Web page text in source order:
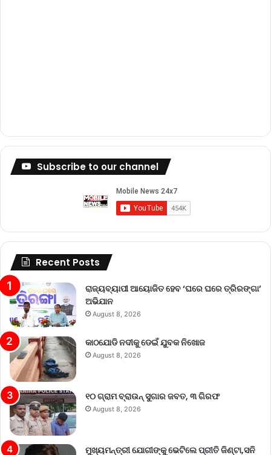
Subscribe to our channel
Recent Posts
ରାଜ୍ୟବ୍ୟାପୀ ଆୟୋଜିତ ହେବ ‘ଘରେ ଘରେ ତ୍ରିରଙ୍ଗା’
ଅଭିଯାନ
August 8, 2026
କାଠଯୋଡି ନଦୀକୁ ଡେଇଁ ଯୁବକ ନିଖୋଜ
August 8, 2026
୧୦ ଗ୍ରାମ ବ୍ରାଉନ୍ ସୁଗାର ଜବତ, ୩ ଗିରଫ
August 8, 2026
ମୁଖ୍ୟମନ୍ତ୍ରୀ ଯୋଗୀଙ୍କୁ ଭେଟିଲେ ପ୍ରୀତି ଜିଣ୍ଟା,ସନି